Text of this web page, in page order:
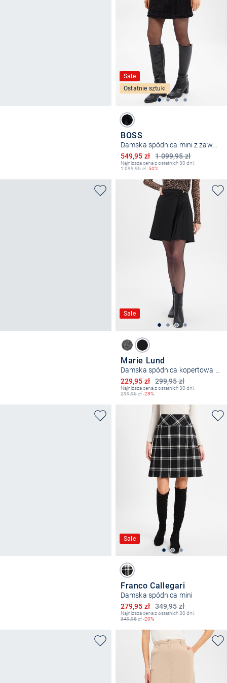
Sale
Ostatnie sztuki
BOSS
Damska spódnica mini z zawartością wełny dziewiczej - Vokila
1 099,95 zł
Obniżona cena
549,95 zł
Najniższa cena z ostatnich 30 dni:
1 099,95zł-50%
Sale
Marie Lund
Damska spódnica kopertowa z zawartością wełny
299,95 zł
Obniżona cena
229,95 zł
Najniższa cena z ostatnich 30 dni:
299,95zł-23%
Sale
Franco Callegari
Damska spódnica mini
349,95 zł
Obniżona cena
279,95 zł
Najniższa cena z ostatnich 30 dni:
349,95zł-20%